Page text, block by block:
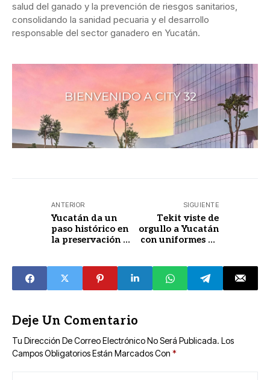
salud del ganado y la prevención de riesgos sanitarios,
consolidando la sanidad pecuaria y el desarrollo
responsable del sector ganadero en Yucatán.
ANTERIOR
Yucatán da un
paso histórico en
la preservación de
SIGUIENTE
Tekit viste de
orgullo a Yucatán
con uniformes de
Deje Un Comentario
Tu Dirección De Correo Electrónico No Será Publicada. Los
Campos Obligatorios Están Marcados Con *